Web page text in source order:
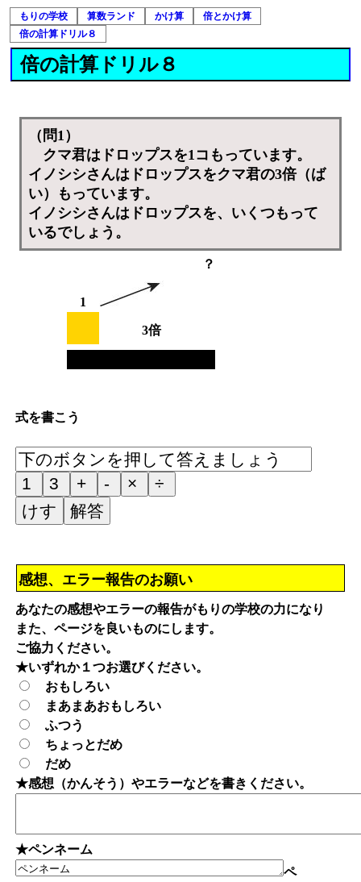
もりの学校 算数ランド かけ算
倍とかけ算
倍の計算ドリル８
倍の計算ドリル８
（問1）
クマ君はドロップスを1コもっています。
イノシシさんはドロップスをクマ君の3倍（ば
い）もっています。
イノシシさんはドロップスを、いくつもって
いるでしょう。
？
1
3倍
式を書こう
感想、エラー報告のお願い
あなたの感想やエラーの報告がもりの学校の力になり
また、ページを良いものにします。
ご協力ください。
★いずれか１つお選びください。
おもしろい
まあまあおもしろい
ふつう
ちょっとだめ
だめ
★感想（かんそう）やエラーなどを書きください。
★ペンネーム
ペ